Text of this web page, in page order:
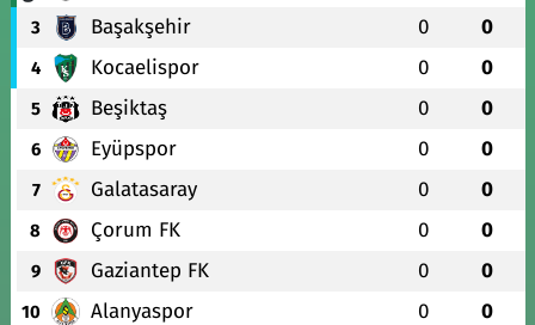
3 Başakşehir 0 0
4 Kocaelispor 0 0
5 Beşiktaş 0 0
6 Eyüpspor 0 0
7 Galatasaray 0 0
8 Çorum FK 0 0
9 Gaziantep FK 0 0
10 Alanyaspor 0 0